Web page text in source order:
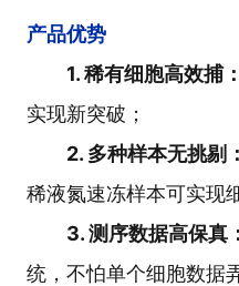
产品优势
1. 稀有细胞高效捕：
实现新突破；
2. 多种样本无挑剔：
稀液氮速冻样本可实现
3. 测序数据高保真：
统，不怕单个细胞数据